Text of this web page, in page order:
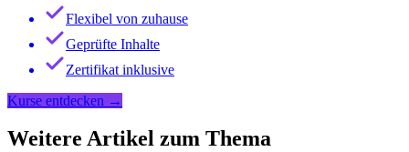
Flexibel von zuhause
Geprüfte Inhalte
Zertifikat inklusive
Kurse entdecken →
Weitere Artikel zum Thema